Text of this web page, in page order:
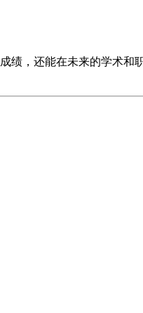
绩，还能在未来的学术和